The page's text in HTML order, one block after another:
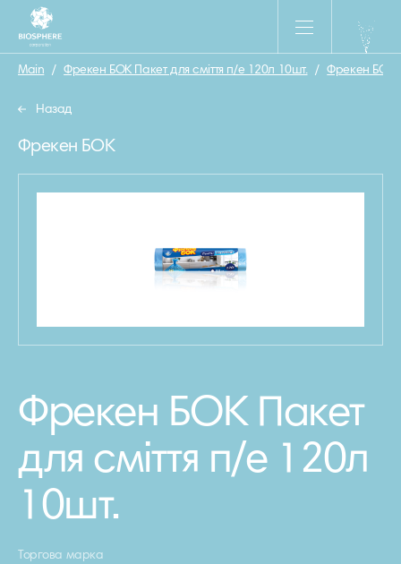
Main / Фрекен БОК Пакет для смiття п/е 120л 10шт. / Фрекен БОК
Назад
Фрекен БОК
Фрекен БОК Пакет
для смiття п/е 120л
10шт.
Торгова марка